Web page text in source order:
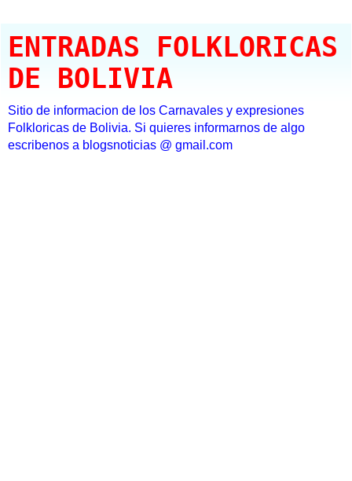
ENTRADAS FOLKLORICAS
DE BOLIVIA
Sitio de informacion de los Carnavales y expresiones
Folkloricas de Bolivia. Si quieres informarnos de algo
escribenos a blogsnoticias @ gmail.com